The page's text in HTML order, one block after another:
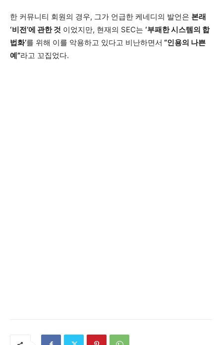
한 커뮤니티 회원의 경우, 그가 언급한 케네디의 발언은 본래
‘비전’에 관한 것 이었지만, 현재의 SEC는 ‘부패한 시스템의 합
법화’를 위해 이를 악용하고 있다고 비난하면서 “인용의 나쁜
예”라고 꼬집었다.